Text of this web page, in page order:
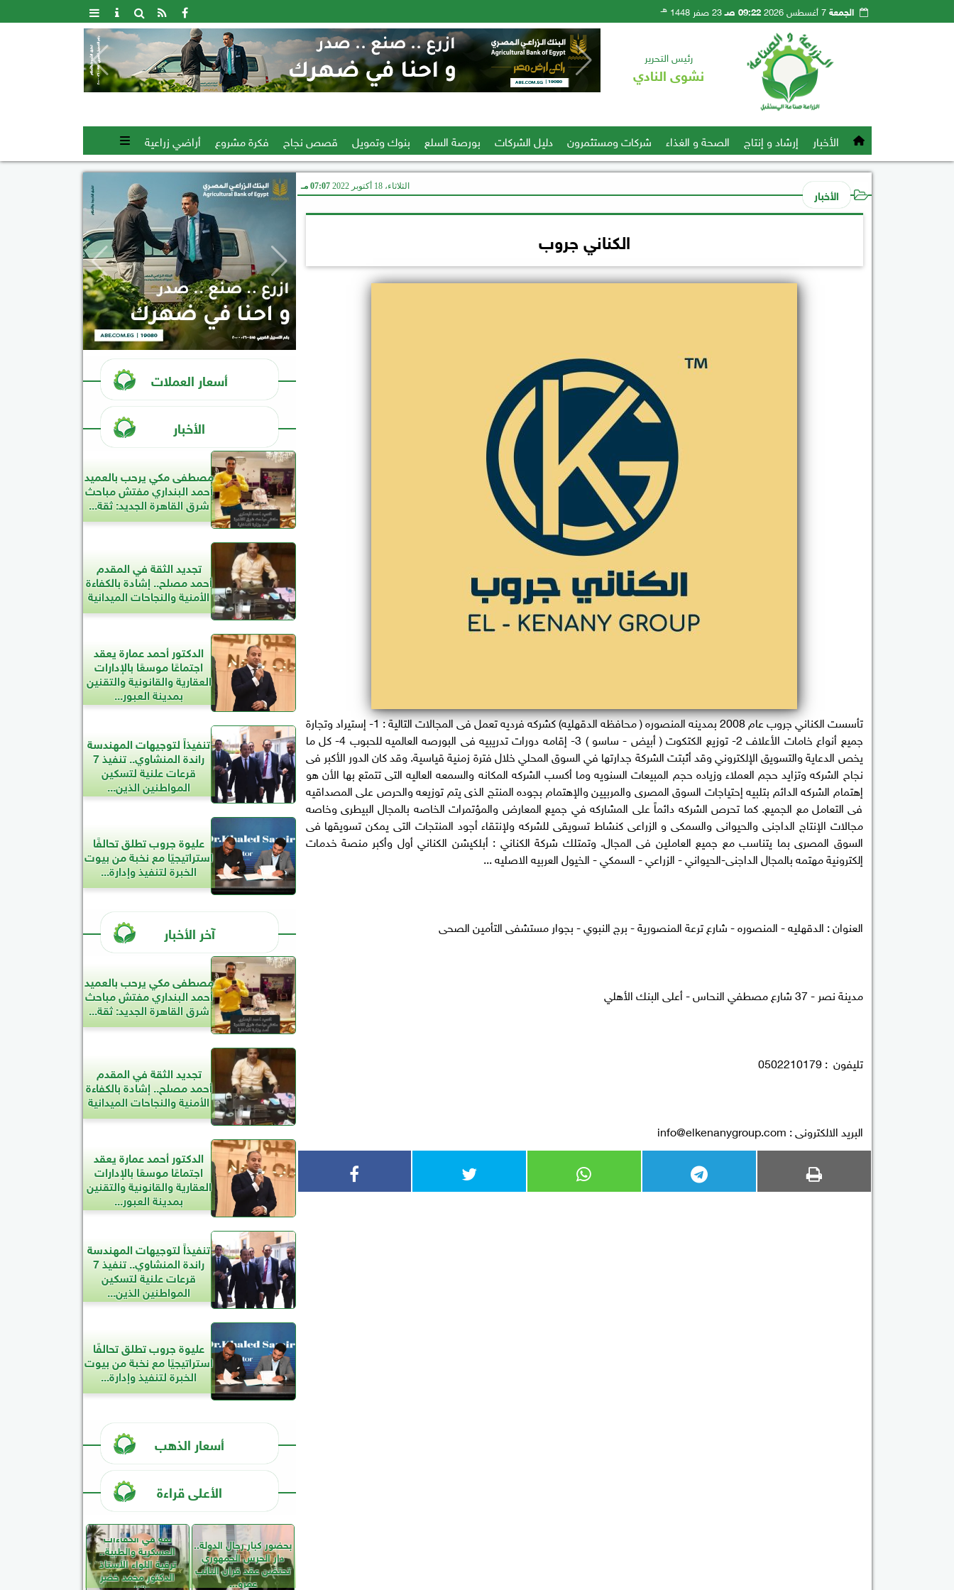
الجمعة7 أغسطس 2026 09:22 صـ 23 صفر 1448 هـ
رئيس التحرير
نشوى النادي
الأخبار إرشاد و إنتاج الصحة و الغذاء شركات ومستثمرون دليل الشركات بورصة السلع بنوك وتمويل قصص نجاح فكرة مشروع أراضي زراعية
الأخبار الثلاثاء، 18 أكتوبر 2022 07:07 مـ
الكناني جروب
تأسست الكناني جروب عام 2008 بمدينه المنصوره ( محافظه الدقهليه) كشركه فرديه تعمل فى المجالات التالية : 1- إستيراد وتجارة
جميع أنواع خامات الأعلاف 2- توزيع الكتكوت ( أبيض - ساسو ) 3- إقامه دورات تدريبيه فى البورصه العالميه للحبوب 4- كل ما
يخص الدعاية والتسويق الإلكتروني وقد أثبتت الشركة جدارتها في السوق المحلي خلال فترة زمنية قياسية. وقد كان الدور الأكبر فى
نجاح الشركه وتزايد حجم العملاء وزياده حجم المبيعات السنويه وما أكسب الشركه المكانه والسمعه العاليه التى تتمتع بها الأن هو
إهتمام الشركه الدائم بتلبيه إحتياجات السوق المصرى والمربيين والإهتمام بجوده المنتج الذى يتم توزيعه والحرص على المصداقيه
فى التعامل مع الجميع. كما تحرص الشركه دائماً على المشاركه في جميع المعارض والمؤتمرات الخاصه بالمجال البيطرى وخاصه
مجالات الإنتاج الداجنى والحيوانى والسمكى و الزراعى كنشاط تسويقى للشركه ولإنتقاء أجود المنتجات التى يمكن تسويقها فى
السوق المصرى بما يتناسب مع جميع العاملين فى المجال. وتمتلك شركة الكناني : أبلكيشن الكناني أول وأكبر منصة خدمات
إلكترونية مهتمه بالمجال الداجنى-الحيواني - الزراعي - السمكي - الخيول العربيه الاصليه ...
العنوان : الدقهليه - المنصوره - شارع ترعة المنصورية - برج النبوي - بجوار مستشفى التأمين الصحى
مدينة نصر - 37 شارع مصطفي النحاس - أعلى البنك الأهلي
تليفون : 0502210179
البريد الالكترونى : info@elkenanygroup.com
أسعار العملات
الأخبار
مصطفى مكي يرحب بالعميد
أحمد البنداري مفتش مباحث
شرق القاهرة الجديد: ثقة...
تجديد الثقة في المقدم
أحمد مصلح.. إشادة بالكفاءة
الأمنية والنجاحات الميدانية
الدكتور أحمد عمارة يعقد
اجتماعًا موسعًا بالإدارات
العقارية والقانونية والتقنين
بمدينة العبور...
تنفيذاً لتوجيهات المهندسة
راندة المنشاوي.. تنفيذ 7
قرعات علنية لتسكين
المواطنين الذين...
عليوة جروب تطلق تحالفًا
استراتيجيًا مع نخبة من بيوت
الخبرة لتنفيذ وإدارة...
آخر الأخبار
مصطفى مكي يرحب بالعميد
أحمد البنداري مفتش مباحث
شرق القاهرة الجديد: ثقة...
تجديد الثقة في المقدم
أحمد مصلح.. إشادة بالكفاءة
الأمنية والنجاحات الميدانية
الدكتور أحمد عمارة يعقد
اجتماعًا موسعًا بالإدارات
العقارية والقانونية والتقنين
بمدينة العبور...
تنفيذاً لتوجيهات المهندسة
راندة المنشاوي.. تنفيذ 7
قرعات علنية لتسكين
المواطنين الذين...
عليوة جروب تطلق تحالفًا
استراتيجيًا مع نخبة من بيوت
الخبرة لتنفيذ وإدارة...
أسعار الذهب
الأعلى قراءة
بحضور كبار رجال الدولة..
دار الحرس الجمهوري
تحتضن عقد قران النائب
عمرو...
ثقة في الكفاءات
العسكرية والطبية..
ترقية اللواء الأستاذ
الدكتور محمد خضر